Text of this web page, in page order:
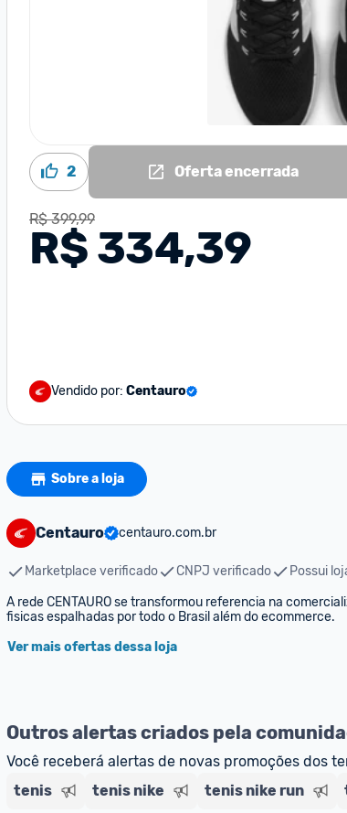
2 Oferta encerrada
R$ 399,99
R$ 334,39
Vendido por: Centauro
Sobre a loja
Centauro centauro.com.br
Marketplace verificado CNPJ verificado
Possui
A rede CENTAURO se transformou referencia na
fisicas espalhadas por todo o Brasil além do ecommerce.
Ver mais ofertas dessa loja
Outros alertas criados pela
Você receberá alertas de novas promoções dos
tenis
tenis nike tenis nike run